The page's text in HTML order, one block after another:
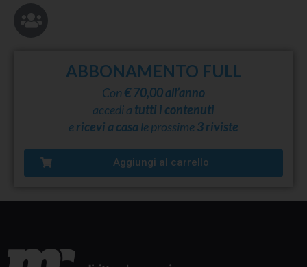
ABBONAMENTO FULL
Con € 70,00 all’anno
accedi a tutti i contenuti
ericevi a casale prossime3 riviste
Aggiungi al carrello